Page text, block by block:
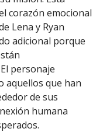
corazón emocional
Lena y Ryan
adicional porque
personaje
aquellos que han
de sus
humana